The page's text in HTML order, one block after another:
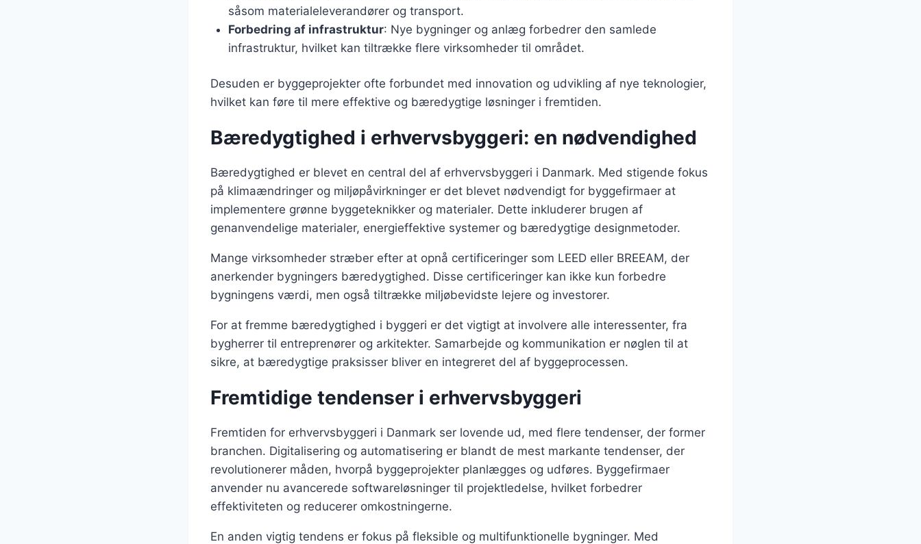
såsom materialeleverandører og transport.
Forbedring af infrastruktur: Nye bygninger og anlæg forbedrer den samlede
infrastruktur, hvilket kan tiltrække flere virksomheder til området.
Desuden er byggeprojekter ofte forbundet med innovation og udvikling af nye teknologier,
hvilket kan føre til mere effektive og bæredygtige løsninger i fremtiden.
Bæredygtighed i erhvervsbyggeri: en nødvendighed
Bæredygtighed er blevet en central del af erhvervsbyggeri i Danmark. Med stigende fokus
på klimaændringer og miljøpåvirkninger er det blevet nødvendigt for byggefirmaer at
implementere grønne byggeteknikker og materialer. Dette inkluderer brugen af
genanvendelige materialer, energieffektive systemer og bæredygtige designmetoder.
Mange virksomheder stræber efter at opnå certificeringer som LEED eller BREEAM, der
anerkender bygningers bæredygtighed. Disse certificeringer kan ikke kun forbedre
bygningens værdi, men også tiltrække miljøbevidste lejere og investorer.
For at fremme bæredygtighed i byggeri er det vigtigt at involvere alle interessenter, fra
bygherrer til entreprenører og arkitekter. Samarbejde og kommunikation er nøglen til at
sikre, at bæredygtige praksisser bliver en integreret del af byggeprocessen.
Fremtidige tendenser i erhvervsbyggeri
Fremtiden for erhvervsbyggeri i Danmark ser lovende ud, med flere tendenser, der former
branchen. Digitalisering og automatisering er blandt de mest markante tendenser, der
revolutionerer måden, hvorpå byggeprojekter planlægges og udføres. Byggefirmaer
anvender nu avancerede softwareløsninger til projektledelse, hvilket forbedrer
effektiviteten og reducerer omkostningerne.
En anden vigtig tendens er fokus på fleksible og multifunktionelle bygninger. Med